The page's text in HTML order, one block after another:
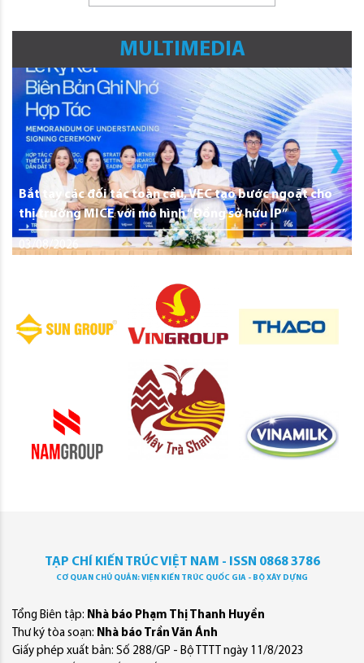
MULTIMEDIA
Bắt tay các đối tác toàn cầu, VEC tạo bước ngoặt cho
thị trường MICE với mô hình “Đồng sở hữu IP”
03/08/2026
TẠP CHÍ KIẾN TRÚC VIỆT NAM - ISSN 0868 3786
CƠ QUAN CHỦ QUẢN: VIỆN KIẾN TRÚC QUỐC GIA - BỘ XÂY DỰNG
Tổng Biên tập: Nhà báo Phạm Thị Thanh Huyền
Thư ký tòa soạn: Nhà báo Trần Văn Ánh
Giấy phép xuất bản: Số 288/GP - Bộ TTTT ngày 11/8/2023